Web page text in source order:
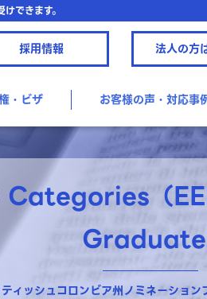
できます。
採用情報 法人の方
・ビザ お客様の声・対応事
（
ィッシュコロンビア州ノミネーション